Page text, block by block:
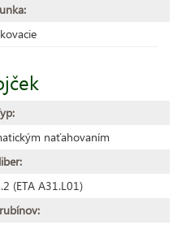
naťahovaním
(ETA A31.L01)